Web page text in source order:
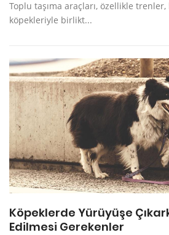
Toplu taşıma araçları, özellikle
köpekleriyle birlikt...
Köpeklerde Yürüyüşe
Edilmesi Gerekenler